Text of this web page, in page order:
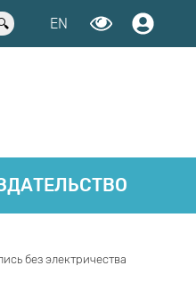
EN
без электричества